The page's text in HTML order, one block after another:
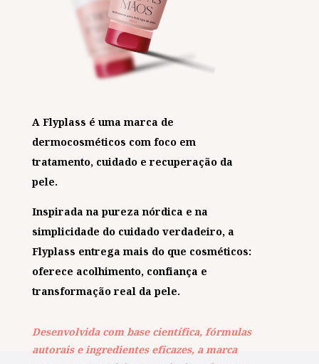
A Flyplass é uma marca de
dermocosméticos com foco em
tratamento, cuidado e recuperação da
pele.
Inspirada na pureza nórdica e na
simplicidade do cuidado verdadeiro, a
Flyplass entrega mais do que cosméticos:
oferece acolhimento, confiança e
transformação real da pele.
Desenvolvida com base científica, fórmulas
autorais e ingredientes eficazes, a marca